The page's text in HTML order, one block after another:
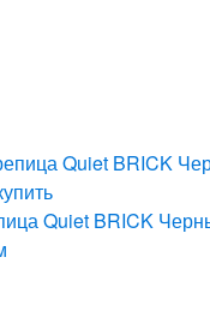
Quiet BRICK